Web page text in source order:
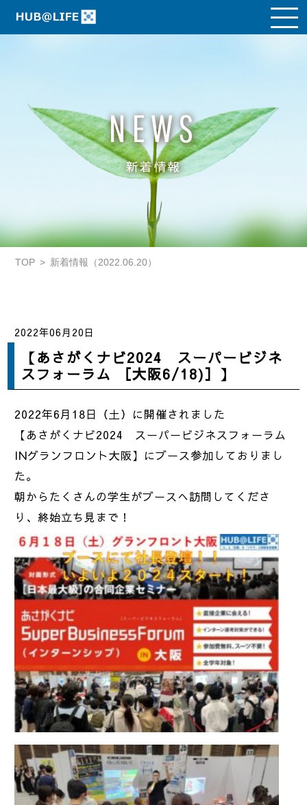
NEWS
新着情報
TOP 新着情報（2022.06.20）
2022年06月20日
【あさがくナビ2024 スーパービジネ
スフォーラム ［大阪6/18)］】
2022年6月18日（土）に開催されました
【あさがくナビ2024 スーパービジネスフォーラム
INグランフロント大阪】にブース参加しておりまし
た。
朝からたくさんの学生がブースへ訪問してくださ
り、終始立ち見まで！